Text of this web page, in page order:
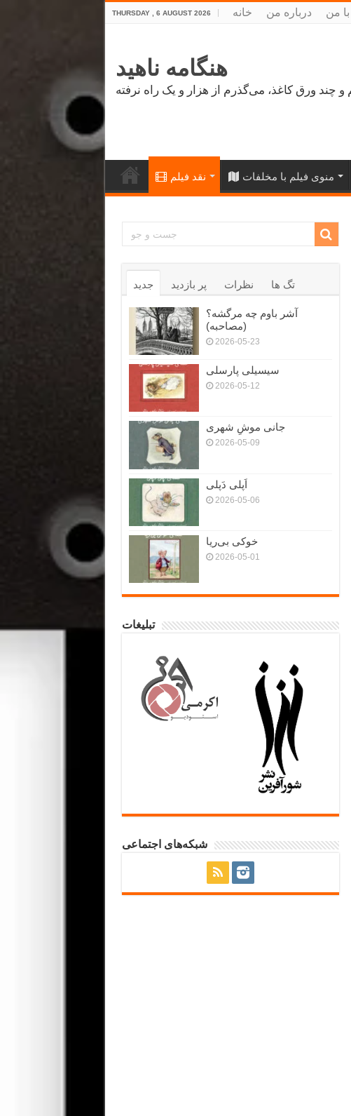
THURSDAY , 6 AUGUST 2026 خانه درباره من من
هنگامه ناهید
نقد فیلم منوی فیلم با مخلفات
جدید پر بازدید نظرات تگ ها
آشر باوم چه مرگشه؟
(مصاحبه)
2026-05-23
سیسیلی پارسلی
2026-05-12
جانی موشِ شهری
2026-05-09
اَپلی دَپلی
2026-05-06
خوکی بی‌ریا
2026-05-01
تبلیغات
شبکه‌های اجتماعی